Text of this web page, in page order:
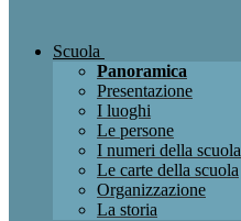
Scuola
Panoramica
Presentazione
I luoghi
Le persone
I numeri della scuola
Le carte della scuola
Organizzazione
La storia